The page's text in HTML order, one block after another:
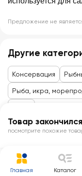
Предложение не
Другие
Консервация
Рыба, икра,
Товар закончился
посмотрите похожие
Главная Каталог